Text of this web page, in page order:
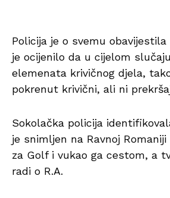
Policija je o svemu
je ocijenilo da u cijelom
elemenata krivičnog djela,
pokrenut krivični, ali ni
Sokolačka policija
je snimljen na Ravnoj
za Golf i vukao ga cestom, a
radi o R.A.